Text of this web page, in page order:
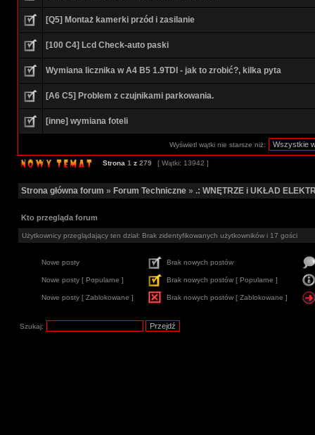
[Q5] Montaż kamerki przód i zasilanie
[100 C4] Lcd Check-auto paski
Wymiana licznika w A4 B5 1.9TDI - jak to zrobić?, kilka pyta
[A6 C5] Problem z czujnikami parkowania.
[inne] wymiana foteli
Wyświetl wątki nie starsze niż:
Strona 1 z 279 [ Wątki: 13942 ]
Strona główna forum » Forum Techniczne » .: WNĘTRZE i UKŁAD
Kto przegląda forum
Użytkownicy przeglądający ten dział: Brak zidentyfikowanych użytkowników i 17 gości
Nowe posty Brak nowych postów
Nowe posty [ Popularne ] Brak nowych postów [ Popularne ]
Nowe posty [ Zablokowane ] Brak nowych postów [ Zablokowane ]
Szukaj: